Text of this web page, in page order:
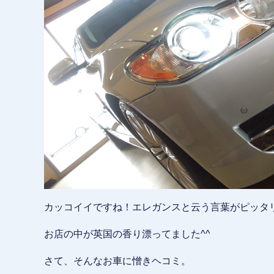
カッコイイですね！エレガンスと云う言葉がピッタ
お店の中が英国の香り漂ってました^^
さて、そんなお車に憎きヘコミ。